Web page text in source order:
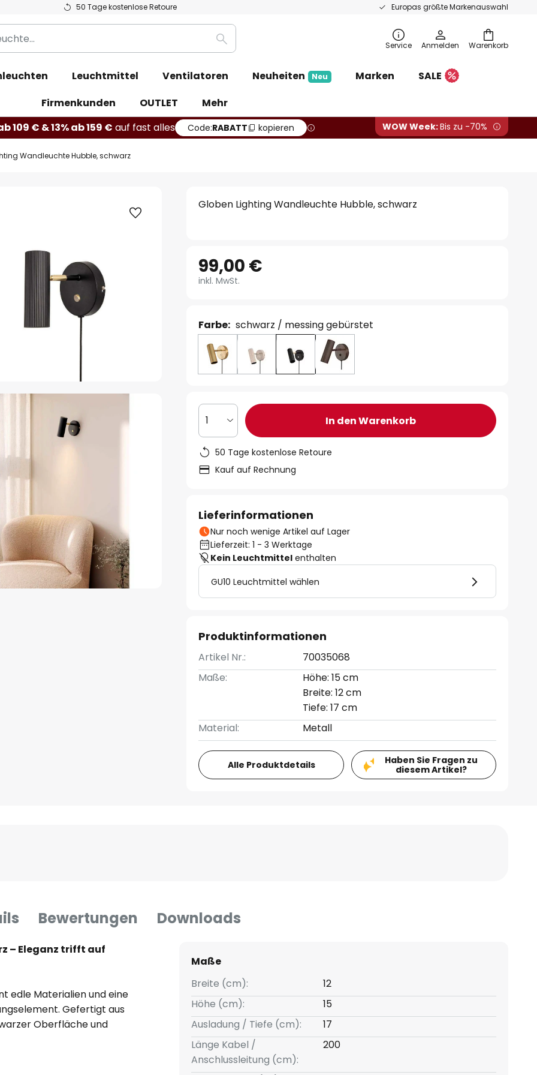
50 Tage kostenlose Retoure Europas größte Markenauswahl
Warenkorb
Suche Service Anmelden
Leuchtmittel Ventilatoren Neuheiten Neu Marken
SALE
Firmenkunden
OUTLET
Mehr
109 € & 13% ab 159 € auf fast alles Code:RABATT kopieren WOW Week:Bis zu -70%
Wandleuchte Hubble, schwarz
Globen Lighting Wandleuchte Hubble, schwarz
99,00 €
inkl. MwSt.
Farbe: schwarz / messing gebürstet
1 In den Warenkorb
50 Tage kostenlose Retoure
Kauf auf Rechnung
Lieferinformationen
Nur noch wenige Artikel auf Lager
Lieferzeit: 1 - 3 Werktage
Kein Leuchtmittel enthalten
GU10 Leuchtmittel wählen
Produktinformationen
Artikel Nr.:
70035068
Maße:
Höhe: 15 cm
Breite: 12 cm
Tiefe: 17 cm
Material:
Metall
Alle Produktdetails
Haben Sie Fragen zu
diesem Artikel?
Bewertungen Downloads
– Eleganz trifft auf
edle Materialien und eine
Gefertigt aus
Oberfläche und
in jedem Raum. Ihr
Maße
Breite (cm):
12
Höhe (cm):
15
Ausladung / Tiefe (cm):
17
Länge Kabel /
Anschlussleitung (cm):
200